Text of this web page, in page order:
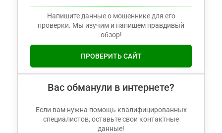
Напишите данные о мошеннике для его
проверки. Мы изучим и напишем правдивый
обзор!
ПРОВЕРИТЬ САЙТ
Вас обманули в интернете?
Если вам нужна помощь квалифицированных
специалистов, оставьте свои контактные
данные!